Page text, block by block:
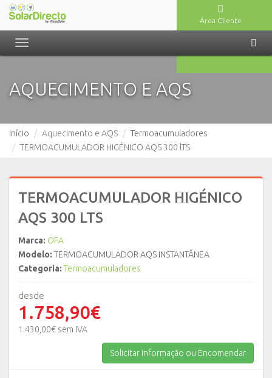
Área Cliente
Toggle
navigation
AQUECIMENTO E AQS
Início Aquecimento e AQS
Termoacumuladores
TERMOACUMULADOR HIGÉNICO AQS 300 lTS
TERMOACUMULADOR HIGÉNICO
AQS 300 LTS
Marca: OFA
Modelo: TERMOACUMULADOR AQS INSTANTÂNEA
Categoria: Termoacumuladores
desde
1.758,90€
1.430,00€ sem IVA
Solicitar Informação ou Encomendar